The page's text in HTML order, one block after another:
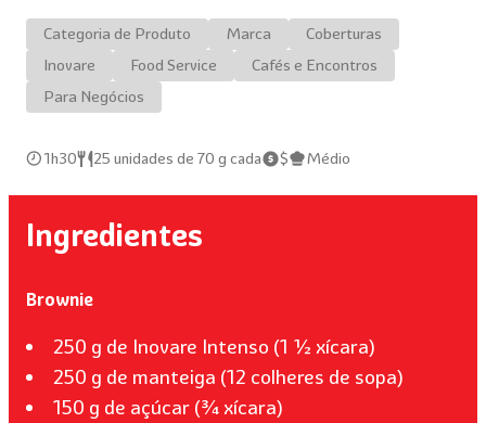
Categoria de Produto Marca
Coberturas
Inovare
Food Service
Cafés e Encontros
Para Negócios
1h30 25 unidades de 70 g cada $ Médio
Ingredientes
Brownie
250 g de Inovare Intenso (1 ½ xícara)
250 g de manteiga (12 colheres de sopa)
150 g de açúcar (¾ xícara)